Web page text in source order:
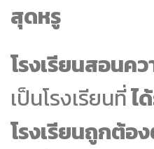
สุดหรู
โรงเรียนสอน
เป็นโรงเรียนที่ไ
โรงเรียนถูกต้อ